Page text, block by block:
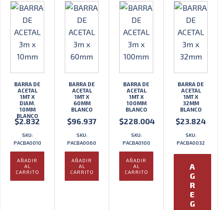
BARRA DE
ACETAL
1MT X
DIAM.
10MM
BLANCO
$2.832
SKU:
PACBA0010
AÑADIR
AL
CARRITO
BARRA DE
ACETAL
1MT X
60MM
BLANCO
$96.937
SKU:
PACBA0060
AÑADIR
AL
CARRITO
BARRA DE
ACETAL
1MT X
100MM
BLANCO
$228.004
SKU:
PACBA0100
AÑADIR
AL
CARRITO
BARRA DE
ACETAL
1MT X
32MM
BLANCO
$23.824
SKU:
PACBA0032
A
G
R
E
G